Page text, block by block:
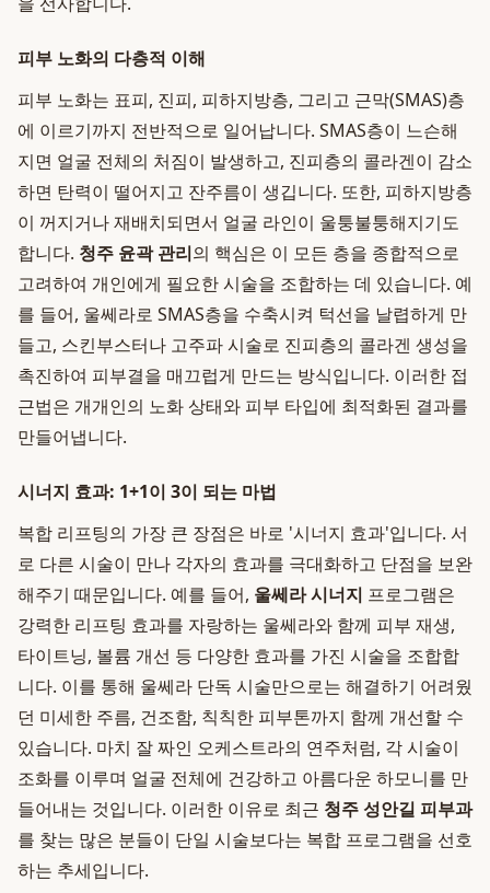
피부 노화의 다층적 이해
피부 노화는 표피, 진피, 피하지방층, 그리고 근막(SMAS)층
에 이르기까지 전반적으로 일어납니다. SMAS층이 느슨해
지면 얼굴 전체의 처짐이 발생하고, 진피층의 콜라겐이 감소
하면 탄력이 떨어지고 잔주름이 생깁니다. 또한, 피하지방층
이 꺼지거나 재배치되면서 얼굴 라인이 울퉁불퉁해지기도
합니다. 청주 윤곽 관리의 핵심은 이 모든 층을 종합적으로
고려하여 개인에게 필요한 시술을 조합하는 데 있습니다. 예
를 들어, 울쎄라로 SMAS층을 수축시켜 턱선을 날렵하게 만
들고, 스킨부스터나 고주파 시술로 진피층의 콜라겐 생성을
촉진하여 피부결을 매끄럽게 만드는 방식입니다. 이러한 접
근법은 개개인의 노화 상태와 피부 타입에 최적화된 결과를
만들어냅니다.
시너지 효과: 1+1이 3이 되는 마법
복합 리프팅의 가장 큰 장점은 바로 '시너지 효과'입니다. 서
로 다른 시술이 만나 각자의 효과를 극대화하고 단점을 보완
해주기 때문입니다. 예를 들어, 울쎄라 시너지 프로그램은
강력한 리프팅 효과를 자랑하는 울쎄라와 함께 피부 재생,
타이트닝, 볼륨 개선 등 다양한 효과를 가진 시술을 조합합
니다. 이를 통해 울쎄라 단독 시술만으로는 해결하기 어려웠
던 미세한 주름, 건조함, 칙칙한 피부톤까지 함께 개선할 수
있습니다. 마치 잘 짜인 오케스트라의 연주처럼, 각 시술이
조화를 이루며 얼굴 전체에 건강하고 아름다운 하모니를 만
들어내는 것입니다. 이러한 이유로 최근 청주 성안길 피부과
를 찾는 많은 분들이 단일 시술보다는 복합 프로그램을 선호
하는 추세입니다.